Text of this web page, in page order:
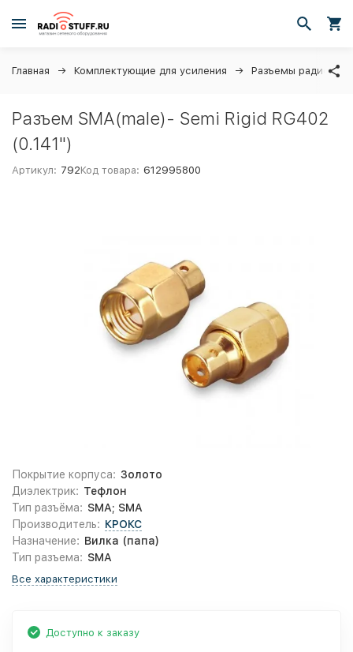
Главная Комплектующие для усиления Разъемы
Разъем SMA(male)- Semi Rigid RG402
(0.141")
Артикул: 792Код товара: 612995800
Покрытие корпуса: Золото
Диэлектрик: Тефлон
Тип разъёма: SMA; SMA
Производитель: КРОКС
Назначение: Вилка (папа)
Тип разъема: SMA
Все характеристики
Доступно к заказу